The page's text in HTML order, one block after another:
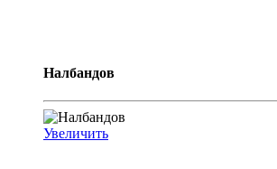
Налбандов
Увеличить